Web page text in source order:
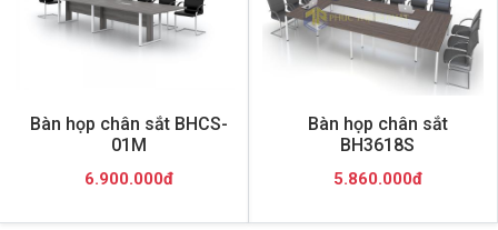
Bàn họp chân sắt BHCS-
01M
6.900.000đ
Bàn họp chân sắt
BH3618S
5.860.000đ